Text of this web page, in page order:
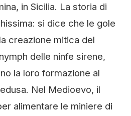
in Sicilia. La storia di
si dice che le gole
creazione mitica del
delle ninfe sirene,
la loro formazione al
Nel Medioevo, il
alimentare le miniere di